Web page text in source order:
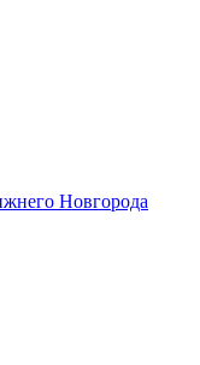
Новгорода